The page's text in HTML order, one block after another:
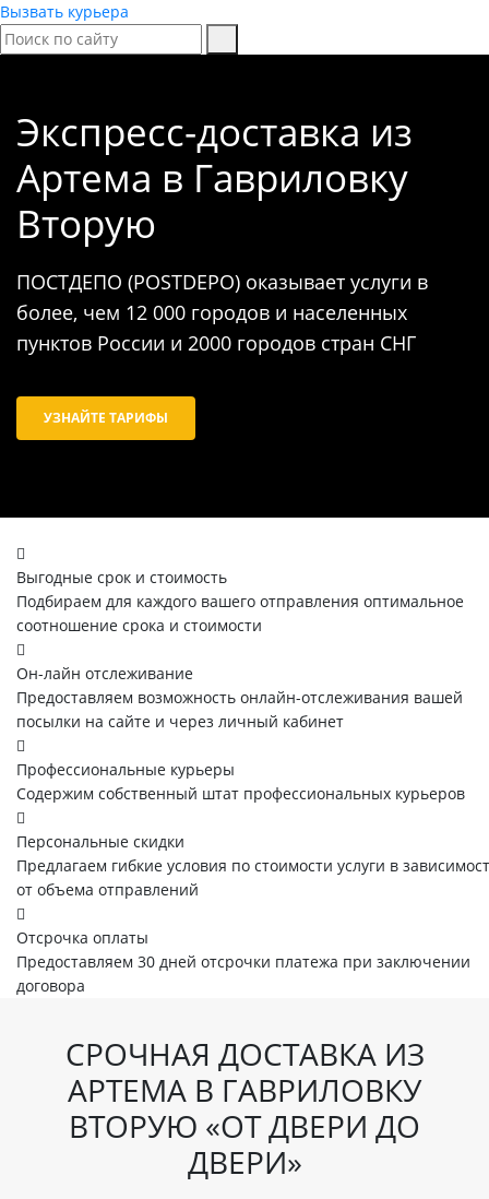
Вызвать курьера
Экспресс-доставка из
Артема в Гавриловку
Вторую
ПОСТДЕПО (POSTDEPO) оказывает услуги в
более, чем 12 000 городов и населенных
пунктов России и 2000 городов стран СНГ
УЗНАЙТЕ ТАРИФЫ
Выгодные срок и стоимость
Подбираем для каждого вашего отправления оптимальное
соотношение срока и стоимости
Он-лайн отслеживание
Предоставляем возможность онлайн-отслеживания вашей
посылки на сайте и через личный кабинет
Профессиональные курьеры
Содержим собственный штат профессиональных курьеров
Персональные скидки
Предлагаем гибкие условия по стоимости услуги в
от объема отправлений
Отсрочка оплаты
Предоставляем 30 дней отсрочки платежа при заключении
договора
СРОЧНАЯ ДОСТАВКА ИЗ
АРТЕМА В ГАВРИЛОВКУ
ВТОРУЮ «ОТ ДВЕРИ ДО
ДВЕРИ»